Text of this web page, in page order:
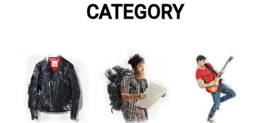
CATEGORY